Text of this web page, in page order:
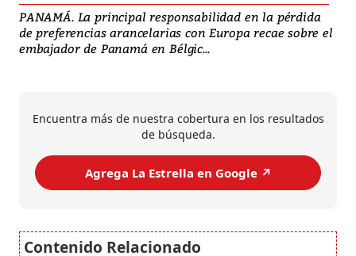
PANAMÁ. La principal responsabilidad en la pérdida
de preferencias arancelarias con Europa recae sobre el
embajador de Panamá en Bélgic...
Encuentra más de nuestra cobertura en los resultados
de búsqueda.
Agrega La Estrella en Google ↗️